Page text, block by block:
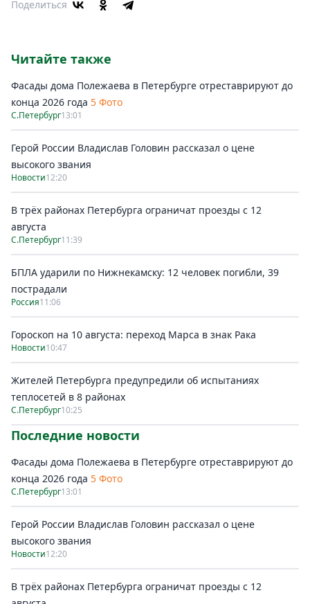
Поделиться
Читайте также
Фасады дома Полежаева в Петербурге отреставрируют до
конца 2026 года 5 Фото
С.Петербург13:01
Герой России Владислав Головин рассказал о цене
высокого звания
Новости12:20
В трёх районах Петербурга ограничат проезды с 12
августа
С.Петербург11:39
БПЛА ударили по Нижнекамску: 12 человек погибли, 39
пострадали
Россия11:06
Гороскоп на 10 августа: переход Марса в знак Рака
Новости10:47
Жителей Петербурга предупредили об испытаниях
теплосетей в 8 районах
С.Петербург10:25
Последние новости
Фасады дома Полежаева в Петербурге отреставрируют до
конца 2026 года 5 Фото
С.Петербург13:01
Герой России Владислав Головин рассказал о цене
высокого звания
Новости12:20
В трёх районах Петербурга ограничат проезды с 12